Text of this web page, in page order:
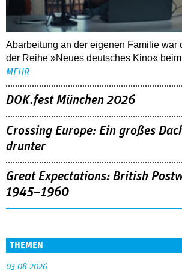
Abarbeitung an der eigenen Familie war
der Reihe »Neues deutsches Kino«
MEHR
DOK.fest München 2026
Crossing Europe: Ein großes
drunter
Great Expectations: British
1945–1960
THEMEN
03.08.2026